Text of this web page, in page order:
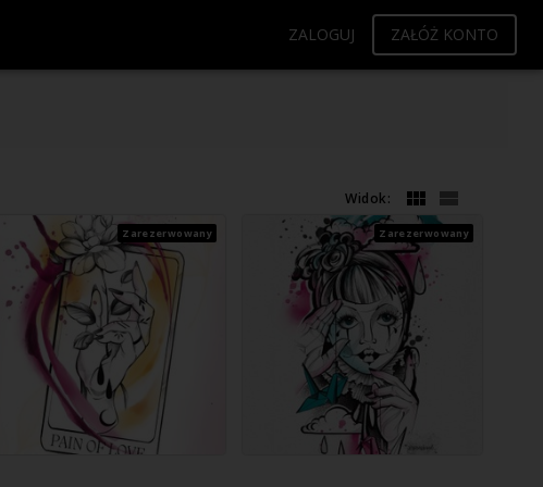
ZALOGUJ ZAŁÓŻ KONTO
Widok:
Zarezerwowany Zarezerwowany